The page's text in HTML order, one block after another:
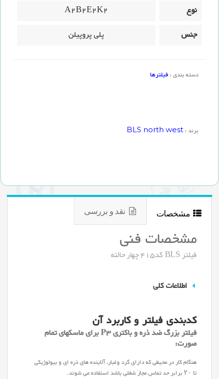
نوع
A2B2E2K2
جنس
پلی پروپیلن
دسته بندی :فیلترها
برند : BLS north west
مشخصات نقد و بررسی
مشخصات فنی
فیلتر BLS کد415 چهار حالته
اطلاعات کلی
کدبندی فیلتر و کاربرد آن
فیلتر بزرگ ضد ذره و باکتری P3 برای ماسکهای تمام
صورت:
هنگام کار در محیطی که دارای گرد وغبار، آلاینده های ذره ای و بیولوژیکی
تا ۲۰ برابر حد تماس مجاز شغلی باشد استفاده می شوند.